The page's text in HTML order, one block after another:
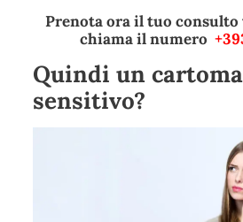
Prenota ora il tuo
chiama il numero
Quindi un
sensitivo?